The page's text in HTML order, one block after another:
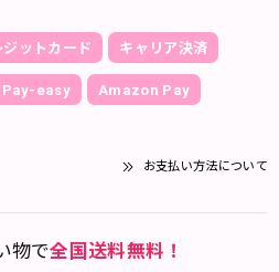
ジットカード キャリア決済
Pay-easy Amazon Pay
お支払い方法について
物で全国送料無料！